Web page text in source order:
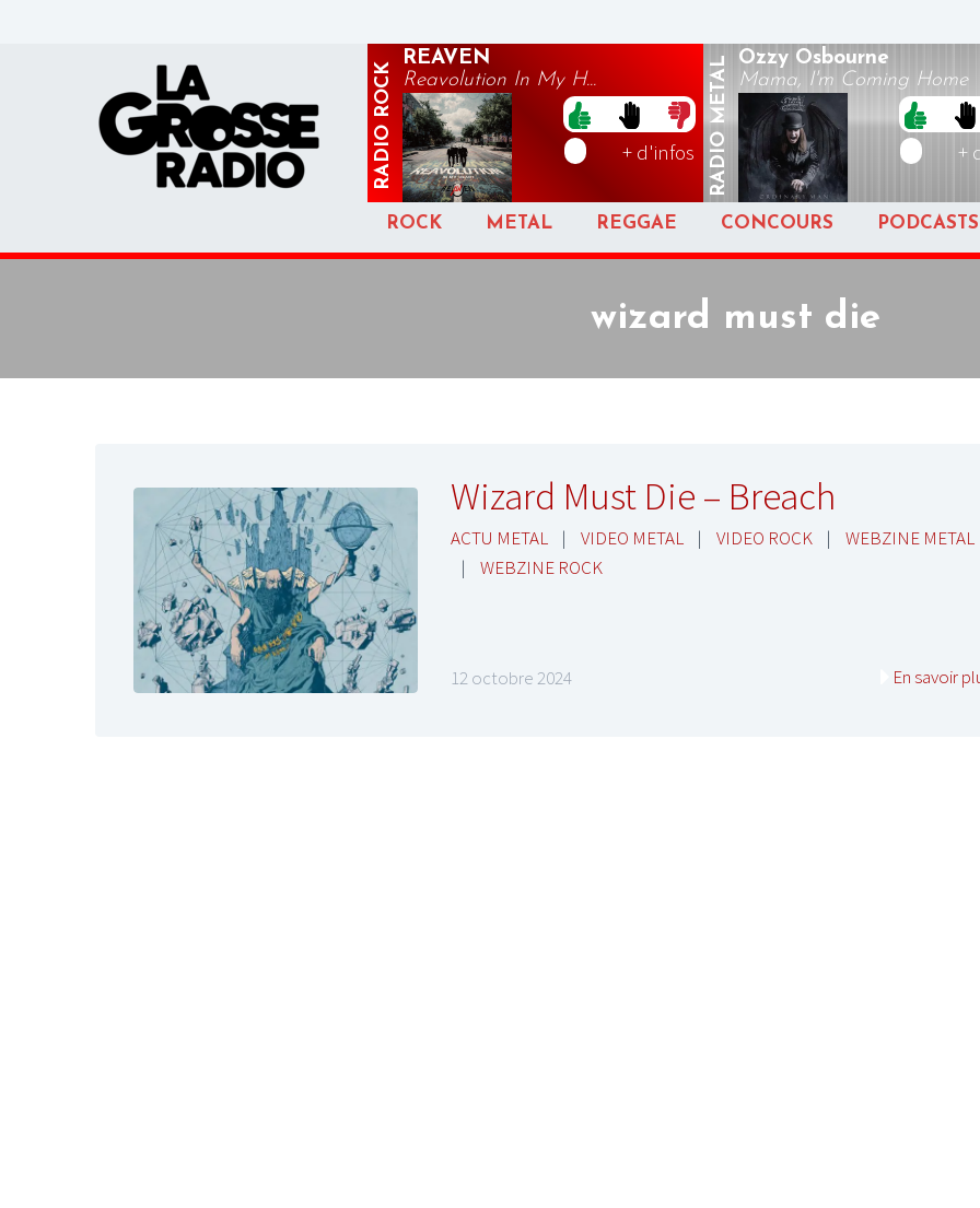
RADIO
ROCK
REAVEN
Reavolution In My H...
+ d'infos RADIO
METAL Ozzy Osbourne
Mama, I'm Coming Home
+
ROCK METAL REGGAE CONCOURS PODCASTS
wizard must die
Wizard Must Die – Breach
ACTU METAL | VIDEO METAL | VIDEO ROCK |
WEBZINE METAL
|
WEBZINE ROCK
12 octobre 2024 En savoir